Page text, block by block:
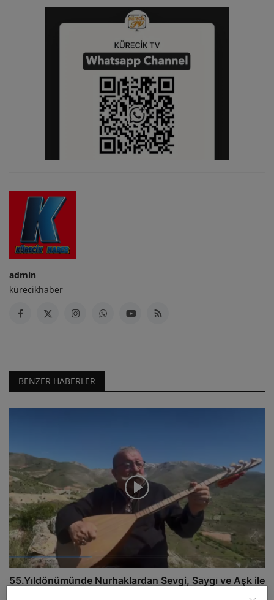
admin
kürecikhaber
BENZER HABERLER
55.Yıldönümünde Nurhaklardan Sevgi, Saygı ve Aşk ile